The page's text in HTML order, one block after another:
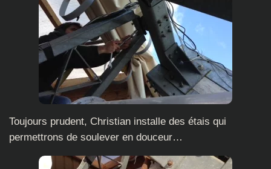
Toujours prudent, Christian installe des étais qui
permettrons de soulever en douceur…